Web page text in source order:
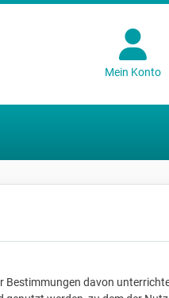
Mein Konto
davon